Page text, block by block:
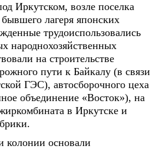
Иркутском, возле поселка
лагеря японских
трудоиспользовались
народнохозяйственных
на строительстве
пути к Байкалу (в связи
ГЭС), автосборочного цеха
объединение «Восток»), на
в Иркутске и
колонии основали